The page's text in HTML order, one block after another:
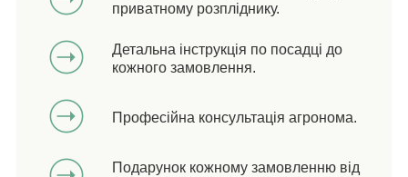
приватному розпліднику.
Детальна інструкція по посадці до
кожного замовлення.
Професійна консультація агронома.
Подарунок кожному замовленню від